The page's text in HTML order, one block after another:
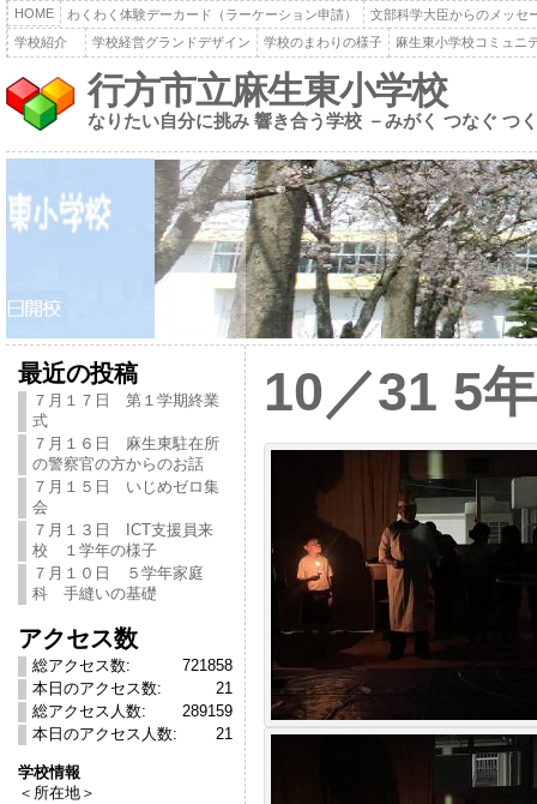
HOME わくわく体験デーカード（ラーケーション申請）
文部科学大臣からのメッセ
学校紹介
学校経営グランドデザイン 学校のまわりの様子 麻生東小学校コミュニ
行方市立麻生東小学校
なりたい自分に挑み 響き合う学校 －みがく つなぐ つ
最近の投稿
７月１７日 第１学期終業
式
７月１６日 麻生東駐在所
の警察官の方からのお話
７月１５日 いじめゼロ集
会
７月１３日 ICT支援員来
校 １学年の様子
７月１０日 ５学年家庭
科 手縫いの基礎
アクセス数
721858
総アクセス数:
21
本日のアクセス数:
289159
総アクセス人数:
21
本日のアクセス人数:
学校情報
＜所在地＞
10／31 5